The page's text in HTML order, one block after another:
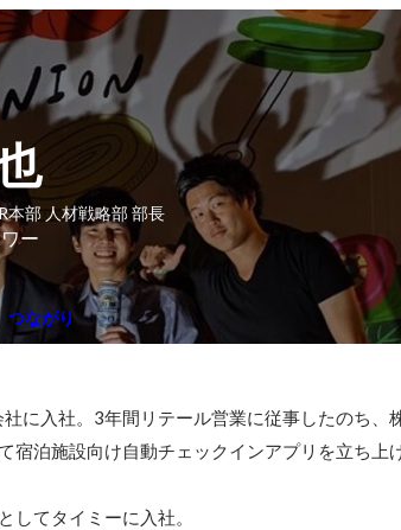
本部 人材戦略部 部長
ー
つながり
に入社。3年間リテール営業に従事したのち、
宿泊施設向け自動チェックインアプリを立ち上
てタイミーに入社。